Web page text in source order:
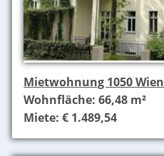
Mietwohnung 1050 Wien
Wohnfläche: 66,48 m²
Miete: € 1.489,54